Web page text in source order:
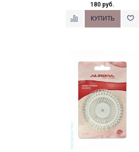
Иглы ручные для шитья с
180 руб.